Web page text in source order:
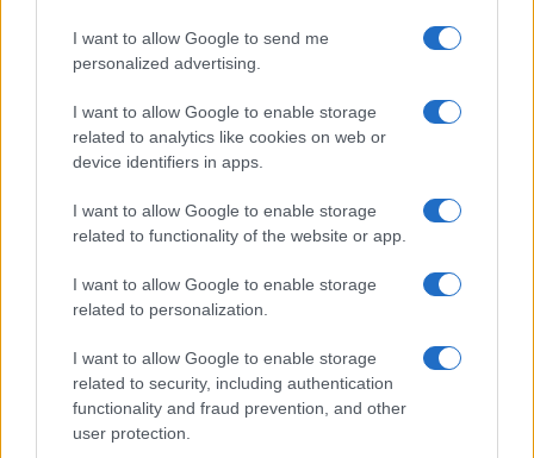
I want to allow Google to send me
personalized advertising.
I want to allow Google to enable storage
related to analytics like cookies on web or
device identifiers in apps.
I want to allow Google to enable storage
related to functionality of the website or app.
I want to allow Google to enable storage
related to personalization.
I want to allow Google to enable storage
related to security, including authentication
functionality and fraud prevention, and other
user protection.
ci si azzecca, passateci l’espressione, che i giudici
del Tribunale d’Appello hanno già deciso il da
farsi, ben prima del termine di sessanta giorni che
si erano dati:i bambini restano nella struttura
“protetta” , al riparo dal precedente stile di vita
adottato dai genitori, che tante angustie ha creato
nella mente di benpensanti di questo disgraziato
Paese. Quindi, niente Natale con i tuoi per le tre
innocenti creature, immolate sull’altare di un
e non solo in questo caso, mi fa orrore.